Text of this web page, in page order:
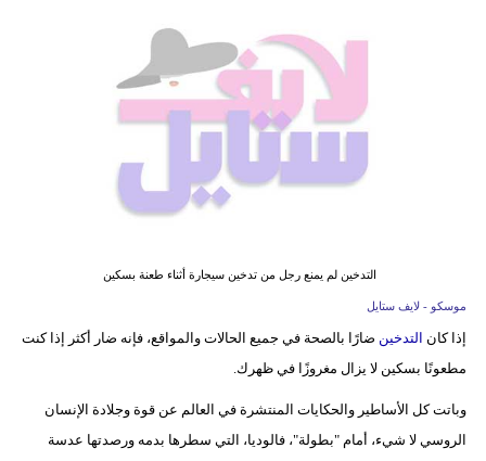
التدخين لم يمنع رجل من تدخين سيجارة أثناء طعنة بسكين
موسكو - لايف ستايل
إذا كان التدخين ضارًا بالصحة في جميع الحالات والمواقع، فإنه ضار أكثر إذا كنت
مطعونًا بسكين لا يزال مغروزًا في ظهرك.
وباتت كل الأساطير والحكايات المنتشرة في العالم عن قوة وجلادة الإنسان
الروسي لا شيء، أمام "بطولة"، فالوديا، التي سطرها بدمه ورصدتها عدسة